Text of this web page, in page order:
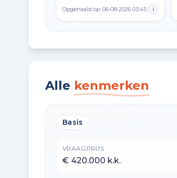
Opgehaald op: 06-08-2026 03:45 i
Alle kenmerken
Basis
VRAAGPRIJS
€ 420.000 k.k.